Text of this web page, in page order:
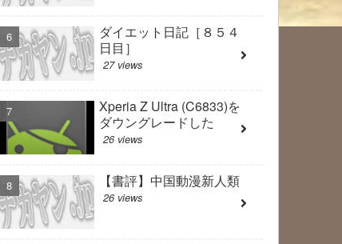
ダイエット日記［８５４
日目］
27 views
Xperia Z Ultra (C6833)を
ダウングレードした
26 views
【書評】中国動漫新人類
26 views